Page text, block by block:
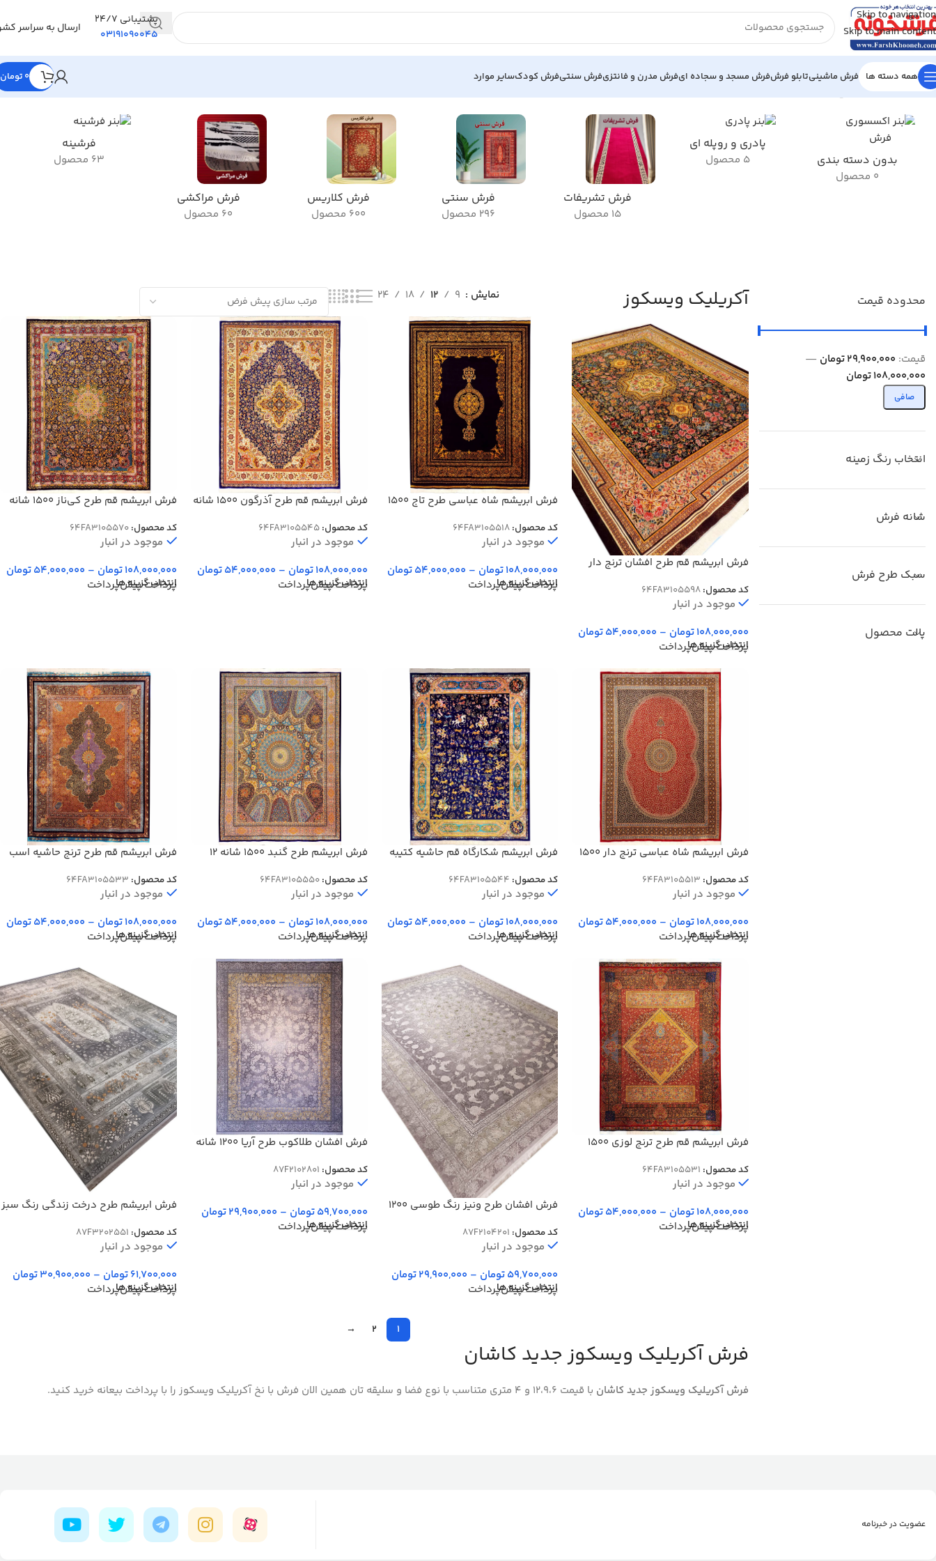
Skip to navigation
Skip to main content
پشتیبانی 24/7
03191090045
ارسال به سراسر
همه دسته ها فرش ماشینیتابلو فرشفرش مسجد و سجاده ایفرش مدرن و فانتزیفرش سنتیفرش کودکسایر موارد 0 تومان
خانه/محصول جنس نخ خاب
بدون دسته بندی
0 محصول
پادری و روپله ای
5 محصول
فرش تشریفات
15 محصول
فرش سنتی
296 محصول
فرش کلاریس
600 محصول
فرش مراکشی
60 محصول
فرشینه
63 محصول
محدوده قیمت
صافی
قيمت: 29,900,000 تومان
—
108,000,000 تومان
انتخاب رنگ زمینه
شانه فرش
سبک طرح فرش
پالت محصول
آکریلیک ویسکوز نمایش 9
12
18
24
فرش ابریشم قم طرح افشان ترنج دار
کد محصول:64FA3105598
موجود در انبار
108,000,000تومان –
54,000,000تومان
انتخاب گزینه ها
پرداخت پیش‌پرداخت
فرش ابریشم شاه عباسی طرح تاج 1500
کد محصول:64FA3105518
موجود در انبار
108,000,000تومان –
54,000,000تومان
انتخاب گزینه ها
پرداخت پیش‌پرداخت
فرش ابریشم قم طرح آذرگون 1500 شانه
کد محصول:64FA3105545
موجود در انبار
108,000,000تومان –
54,000,000تومان
انتخاب گزینه ها
پرداخت پیش‌پرداخت
فرش ابریشم قم طرح کی‌ناز 1500 شانه
کد محصول:64FA3105570
موجود در انبار
108,000,000تومان –
54,000,000تومان
انتخاب گزینه ها
پرداخت پیش‌پرداخت
فرش ابریشم شاه عباسی ترنج دار 1500
کد محصول: 64FA3105513
موجود در انبار
108,000,000تومان –
54,000,000تومان
انتخاب گزینه ها
پرداخت پیش‌پرداخت
فرش ابریشم شکارگاه قم حاشیه کتیبه
کد محصول: 64FA3105544
موجود در انبار
108,000,000تومان –
54,000,000تومان
انتخاب گزینه ها
پرداخت پیش‌پرداخت
فرش ابریشم طرح گنبد 1500 شانه 12
کد محصول:64FA3105550
موجود در انبار
108,000,000تومان –
54,000,000تومان
انتخاب گزینه ها
پرداخت پیش‌پرداخت
فرش ابریشم قم طرح ترنج حاشیه اسب
کد محصول: 64FA3105533
موجود در انبار
108,000,000تومان –
54,000,000تومان
انتخاب گزینه ها
پرداخت پیش‌پرداخت
فرش ابریشم قم طرح ترنج لوزی 1500
کد محصول: 64FA3105531
موجود در انبار
108,000,000تومان –
54,000,000تومان
انتخاب گزینه ها
پرداخت پیش‌پرداخت
فرش افشان طرح ونیز رنگ طوسی 1200
کد محصول: 87F2104201
موجود در انبار
59,700,000تومان –
29,900,000تومان
انتخاب گزینه ها
پرداخت پیش‌پرداخت
فرش افشان طلاکوب طرح آریا 1200 شانه
کد محصول: 87F2102801
موجود در انبار
59,700,000تومان –
29,900,000تومان
انتخاب گزینه ها
پرداخت پیش‌پرداخت
فرش ابریشم طرح درخت زندگی رنگ سبز
کد محصول: 87F3202551
موجود در انبار
61,700,000تومان –
30,900,000تومان
انتخاب گزینه ها
پرداخت پیش‌پرداخت
1
2
→
فرش آکریلیک ویسکوز جدید کاشان
فرش آکریلیک ویسکوز جدید کاشان با قیمت 12،9،6 و 4 متری متناسب با نوع فضا و سلیقه تان همین الان فرش با نخ آکریلیک ویسکوز را با پرداخت بیعانه خرید کنید.
عضویت در خبرنامه